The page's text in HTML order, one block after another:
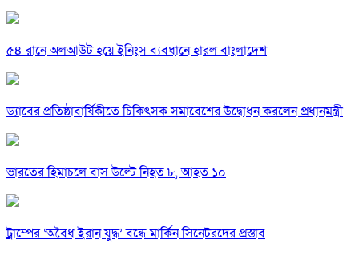
৫৪ রানে অলআউট হয়ে ইনিংস ব্যবধানে হারল বাংলাদেশ
ড্যাবের প্রতিষ্ঠাবার্ষিকীতে চিকিৎসক সমাবেশের উদ্বোধন করলেন প্রধানমন্ত্রী
ভারতের হিমাচলে বাস উল্টে নিহত ৮, আহত ১০
ট্রাম্পের ‘অবৈধ ইরান যুদ্ধ’ বন্ধে মার্কিন সিনেটরদের প্রস্তাব